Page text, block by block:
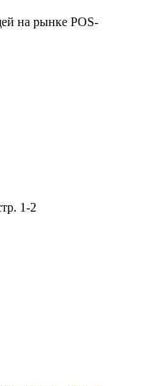
на рынке POS-
1-2